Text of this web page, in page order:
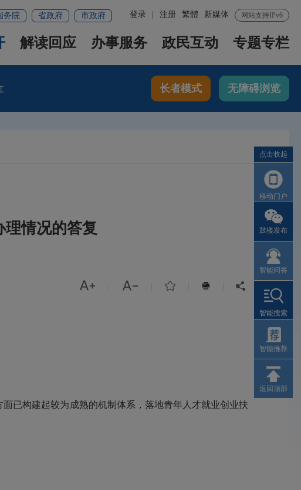
网站支持IPv6
新媒体
繁體
登录 注册
务院 省政府 市政府
解读回应 办事服务 政民互动 专题专栏
长者模式 无障碍浏览
理情况的答复
    
面已构建起较为成熟的机制体系，落地青年人才就业创业扶
点击收起
移动门户
鼓楼发布
智能问答
智能搜索
智能推荐
返回顶部